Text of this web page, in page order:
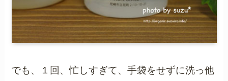
でも、１回、忙しすぎて、手袋をせずに洗っ他